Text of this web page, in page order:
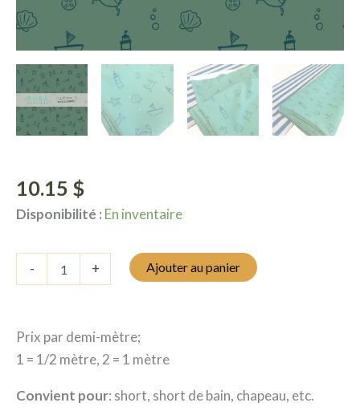
10.15 $
Disponibilité : En inventaire
-
de
mer
+ Ajouter au panier
Prix par demi-mètre;
1 = 1/2 mètre, 2 = 1 mètre
Convient pour: short, short de bain, chapeau, etc.